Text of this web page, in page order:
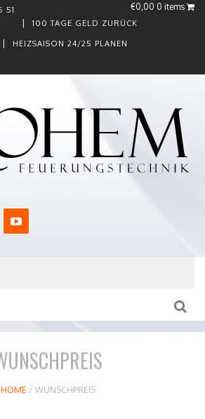
€0,00 0 items
51
100 TAGE GELD ZURÜCK
HEIZSAISON 24/25 PLANEN
HOME / WUNSCHPREIS